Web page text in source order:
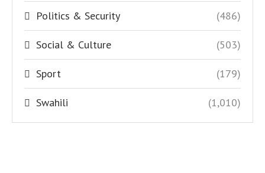
Politics & Security (486)
Social & Culture (503)
Sport (179)
Swahili (1,010)